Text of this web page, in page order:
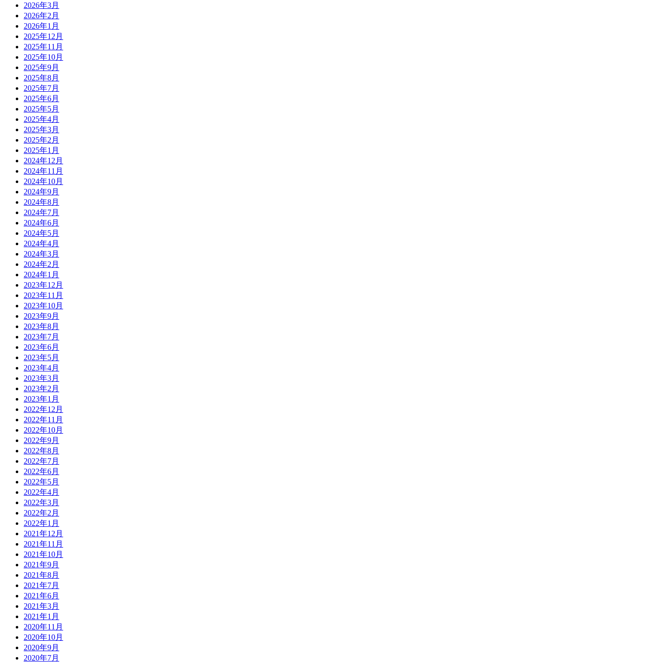
2026年3月
2026年2月
2026年1月
2025年12月
2025年11月
2025年10月
2025年9月
2025年8月
2025年7月
2025年6月
2025年5月
2025年4月
2025年3月
2025年2月
2025年1月
2024年12月
2024年11月
2024年10月
2024年9月
2024年8月
2024年7月
2024年6月
2024年5月
2024年4月
2024年3月
2024年2月
2024年1月
2023年12月
2023年11月
2023年10月
2023年9月
2023年8月
2023年7月
2023年6月
2023年5月
2023年4月
2023年3月
2023年2月
2023年1月
2022年12月
2022年11月
2022年10月
2022年9月
2022年8月
2022年7月
2022年6月
2022年5月
2022年4月
2022年3月
2022年2月
2022年1月
2021年12月
2021年11月
2021年10月
2021年9月
2021年8月
2021年7月
2021年6月
2021年3月
2021年1月
2020年11月
2020年10月
2020年9月
2020年7月